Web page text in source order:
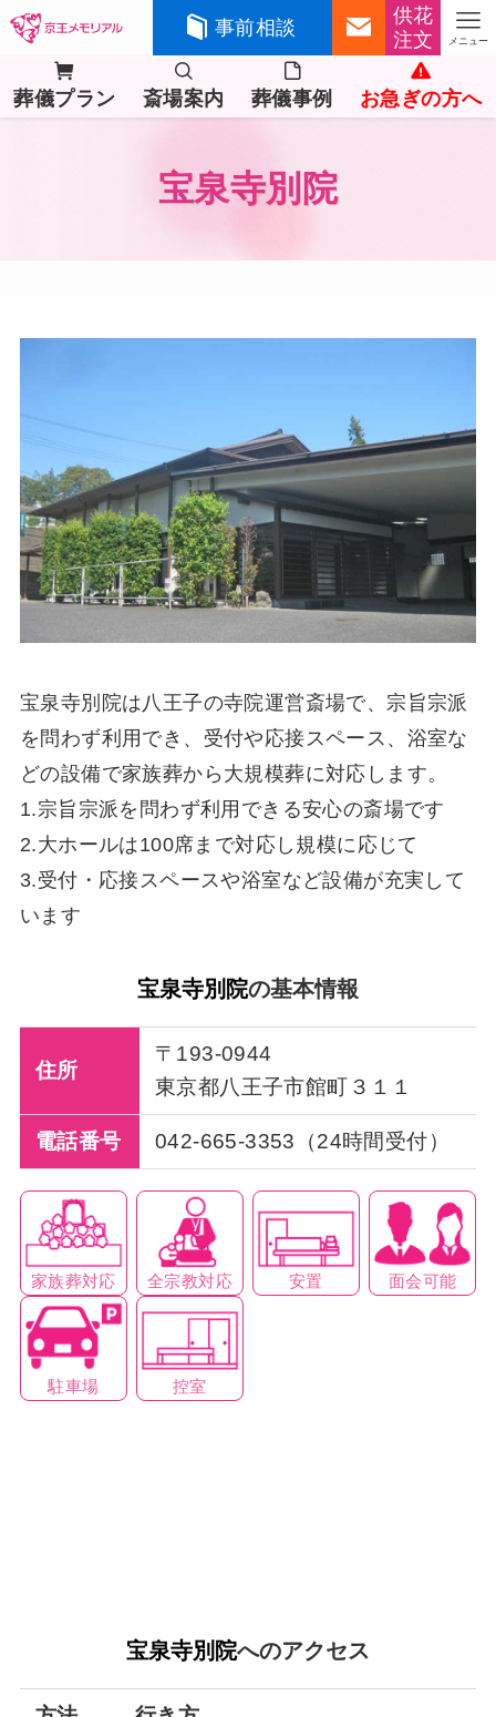
事前相談
供花
注文
メニュー
葬儀プラン 斎場案内 葬儀事例 お急ぎの方へ
宝泉寺別院
宝泉寺別院は八王子の寺院運営斎場で、宗旨宗派
を問わず利用でき、受付や応接スペース、浴室な
どの設備で家族葬から大規模葬に対応します。
1.宗旨宗派を問わず利用できる安心の斎場です
2.大ホールは100席まで対応し規模に応じて
3.受付・応接スペースや浴室など設備が充実して
います
宝泉寺別院の基本情報
住所
〒193-0944
東京都八王子市館町３１１
電話番号 042-665-3353（24時間受付）
家族葬対応 全宗教対応 安置 面会可能
駐車場 控室
宝泉寺別院へのアクセス